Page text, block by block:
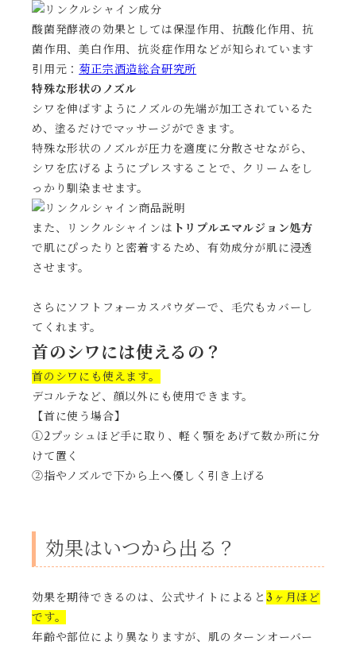
酸菌発酵液の効果としては保湿作用、抗酸化作用、抗
菌作用、美白作用、抗炎症作用などが知られています
引用元： 菊正宗酒造総合研究所
特殊な形状のノズル
シワを伸ばすようにノズルの先端が加工されているた
め、塗るだけでマッサージができます。
特殊な形状のノズルが圧力を適度に分散させながら、
シワを広げるようにプレスすることで、クリームをし
っかり馴染ませます。
また、リンクルシャインは トリプルエマルジョン処方
で肌にぴったりと密着するため、有効成分が肌に浸透
させます。
さらにソフトフォーカスパウダーで、毛穴もカバーし
てくれます。
首のシワには使えるの？
首のシワにも使えます。
デコルテなど、顔以外にも使用できます。
【首に使う場合】
①2プッシュほど手に取り、軽く顎をあげて数か所に分
けて置く
②指やノズルで下から上へ優しく引き上げる
効果はいつから出る？
効果を期待できるのは、公式サイトによると 3ヶ月ほど
です。
年齢や部位により異なりますが、肌のターンオーバー